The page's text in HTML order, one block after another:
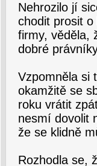
Nehrozilo jí
chodit prosit
firmy, věděla,
dobré
Vzpomněla si
okamžitě se
roku vrátit
nesmí dovolit
že se klidně
Rozhodla se,